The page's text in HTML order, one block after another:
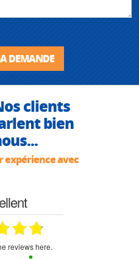
DEMANDE
clients
bien
expérience avec
reviews here.